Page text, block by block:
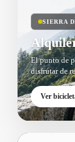
SIERRA
El punto de
disfrutar de
Ver